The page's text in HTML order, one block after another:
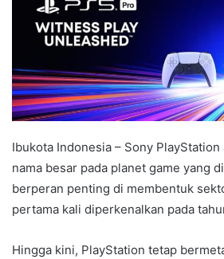
Ibukota Indonesia – Sony PlayStation
nama besar pada planet game yang
berperan penting di membentuk
pertama kali diperkenalkan pada
Hingga kini, PlayStation tetap